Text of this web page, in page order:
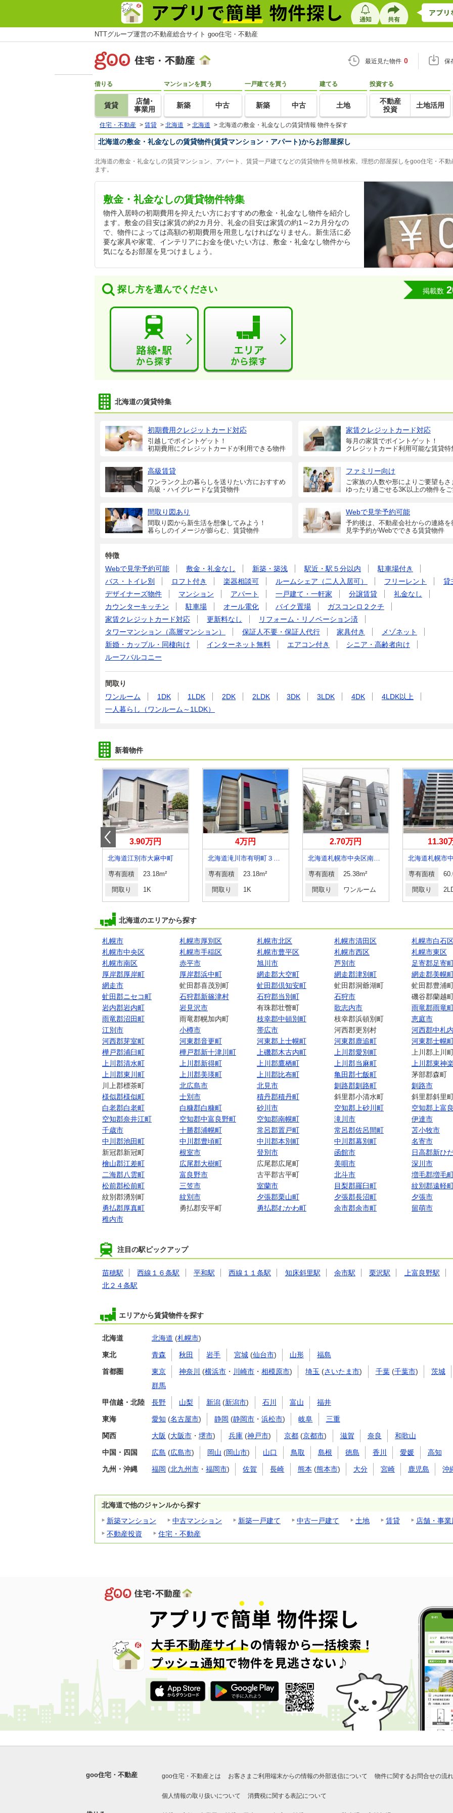
NTTグループ運営の不動産総合サイト goo住宅・不動産
最近見た物件 0 保
借りる
賃貸
店舗･
事業用
マンションを買う
新築 中古
一戸建てを買う
新築 中古
建てる
土地
投資する
不動産
投資
土地活用
住宅・不動産 > 賃貸 > 北海道 > 北海道 > 北海道の敷金・礼金なしの賃貸情報 物件を探す
北海道の敷金・礼金なしの賃貸物件(賃貸マンション・アパート)からお部屋探し
北海道の敷金・礼金なしの賃貸マンション、アパート、賃貸一戸建てなどの賃貸物件を簡単検索。理想の部屋探しをgoo住宅・不動
ます。
敷金・礼金なしの賃貸物件特集
物件入居時の初期費用を抑えたい方におすすめの敷金・礼金なし物件を紹介し
ます。敷金の目安は家賃の約2カ月分、礼金の目安は家賃の約1～2カ月分なの
で、物件によっては高額の初期費用を用意しなければなりません。新生活に必
要な家具や家電、インテリアにお金を使いたい方は、敷金・礼金なし物件から
気になるお部屋を見つけましょう。
探し方を選んでください 掲載数
北海道の賃貸特集
初期費用クレジットカード対応
引越しでポイントゲット！
初期費用にクレジットカードが利用できる物件
家賃クレジットカード対応
毎月の家賃でポイントゲット！
クレジットカード利用可能な賃貸特
高級賃貸
ワンランク上の暮らしを送りたい方におすすめ
高級・ハイグレードな賃貸物件
ファミリー向け
ご家族の人数や形によりご要望もさ
ゆったり過ごせる3K以上の物件をご
間取り図あり
間取り図から新生活を想像してみよう！
暮らしのイメージが膨らむ、賃貸物件
Webで見学予約可能
予約後は、不動産会社からの連絡を
見学予約がWebでできる賃貸物件
特徴
Webで見学予約可能
敷金・礼金なし 新築・築浅 駅近・駅５分以内
駐車場付き
バス・トイレ別
ロフト付き 楽器相談可 ルームシェア（二人入居可） フリーレント
貸
デザイナーズ物件
マンション アパート 一戸建て・一軒家 分譲賃貸
礼金なし
カウンターキッチン
駐車場 オール電化 バイク置場
ガスコンロ２クチ
家賃クレジットカード対応
更新料なし
リフォーム・リノベーション済
タワーマンション（高層マンション）
保証人不要・保証人代行 家具付き
メゾネット
新婚・カップル・同棲向け
インターネット無料 エアコン付き
シニア・高齢者向け
ルーフバルコニー
間取り
ワンルーム
1DK 1LDK 2DK 2LDK 3DK 3LDK 4DK
4LDK以上
一人暮らし（ワンルーム～1LDK）
新着物件
3.90万円
北海道江別市大麻中町
専有面積 23.18m²
間取り 1K
4万円
北海道滝川市有明町３丁目
専有面積 23.18m²
間取り 1K
2.70万円
北海道札幌市中央区南四条西１５丁目
専有面積 25.38m²
間取り ワンルーム
11.30
専有面積
間取り
北海道のエリアから探す
札幌市 札幌市厚別区 札幌市北区 札幌市清田区
札幌市白石
札幌市中央区
札幌市手稲区 札幌市豊平区 札幌市西区
札幌市東区
札幌市南区
赤平市 旭川市 芦別市
足寄郡足寄
厚岸郡厚岸町
厚岸郡浜中町 網走郡大空町 網走郡津別町
網走郡美幌
網走市
虻田郡喜茂別町 虻田郡倶知安町 虻田郡洞爺湖町
虻田郡豊浦
虻田郡ニセコ町
石狩郡新篠津村 石狩郡当別町 石狩市
磯谷郡蘭越
岩内郡岩内町
岩見沢市 有珠郡壮瞥町 歌志内市
雨竜郡雨竜
雨竜郡沼田町
雨竜郡幌加内町 枝幸郡中頓別町 枝幸郡浜頓別町
恵庭市
江別市
小樽市 帯広市 河西郡更別村
河西郡中札
河西郡芽室町
河東郡音更町 河東郡上士幌町 河東郡鹿追町
河東郡士幌
樺戸郡浦臼町
樺戸郡新十津川町 上磯郡木古内町 上川郡愛別町
上川郡上川
上川郡清水町
上川郡新得町 上川郡鷹栖町 上川郡当麻町
上川郡東神
上川郡東川町
上川郡美瑛町 上川郡比布町 亀田郡七飯町
茅部郡森町
川上郡標茶町
北広島市 北見市 釧路郡釧路町
釧路市
様似郡様似町
士別市 積丹郡積丹町 斜里郡小清水町
斜里郡斜里
白老郡白老町
白糠郡白糠町 砂川市 空知郡上砂川町
空知郡上富
空知郡奈井江町
空知郡中富良野町 空知郡南幌町 滝川市
伊達市
千歳市
十勝郡浦幌町 常呂郡置戸町 常呂郡佐呂間町
苫小牧市
中川郡池田町
中川郡豊頃町 中川郡本別町 中川郡幕別町
名寄市
新冠郡新冠町
根室市 登別市 函館市
日高郡新ひ
檜山郡江差町
広尾郡大樹町 広尾郡広尾町 美唄市
深川市
二海郡八雲町
富良野市 古平郡古平町 北斗市
増毛郡増毛
松前郡松前町
三笠市 室蘭市 目梨郡羅臼町
紋別郡遠軽
紋別郡湧別町
紋別市 夕張郡栗山町 夕張郡長沼町
夕張市
勇払郡厚真町
勇払郡安平町 勇払郡むかわ町 余市郡余市町
留萌市
稚内市
注目の駅ピックアップ
苗穂駅 西線１６条駅 平和駅 西線１１条駅 知床斜里駅 余市駅 栗沢駅 上富良野駅
北２４条駅
エリアから賃貸物件を探す
北海道 北海道 (札幌市)
東北 青森 秋田 岩手 宮城(仙台市) 山形 福島
首都圏 東京 神奈川 (横浜市 ・ 川崎市 ・相模原市) 埼玉 (さいたま市) 千葉(千葉市) 茨城
群馬
甲信越・北陸 長野 山梨 新潟 (新潟市) 石川 富山 福井
東海 愛知 (名古屋市) 静岡 (静岡市 ・浜松市) 岐阜 三重
関西 大阪 (大阪市 ・ 堺市) 兵庫 (神戸市) 京都 (京都市) 滋賀 奈良 和歌山
中国・四国 広島 (広島市) 岡山 (岡山市) 山口 鳥取 島根 徳島 香川 愛媛 高知
九州・沖縄 福岡 (北九州市 ・ 福岡市) 佐賀 長崎 熊本 (熊本市) 大分 宮崎 鹿児島 沖
北海道で他のジャンルから探す
新築マンション
中古マンション 新築一戸建て 中古一戸建て 土地 賃貸
店舗・事業
不動産投資
住宅・不動産
goo住宅・不動産 goo住宅・不動産とは お客さまご利用端末からの情報の外部送信について 物件に関するお問合せの流れ
個人情報の取り扱いについて 消費税に関する表記について